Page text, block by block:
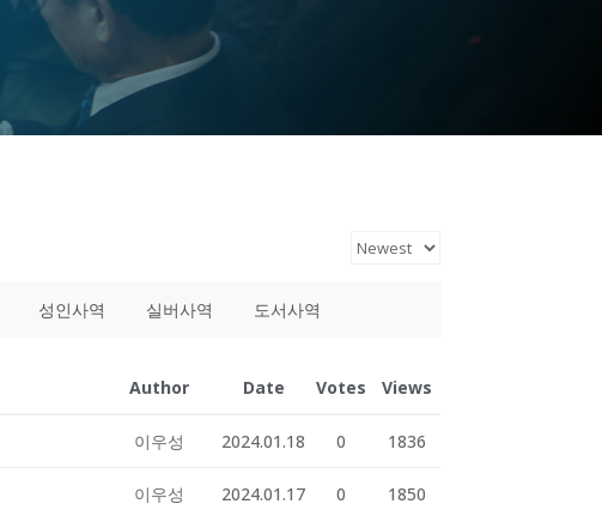
성인사역 실버사역 도서사역
Author Date Votes Views
이우성 2024.01.18 0 1836
이우성 2024.01.17 0 1850